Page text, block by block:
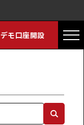
デモ口座開設